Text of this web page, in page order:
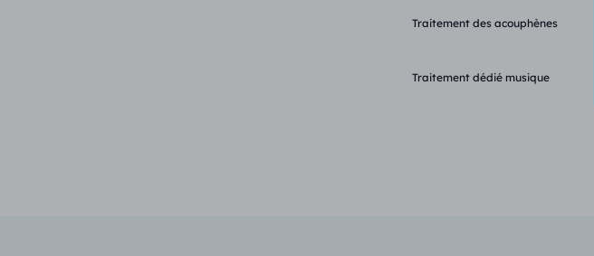
Traitement des acouphènes
Traitement dédié musique